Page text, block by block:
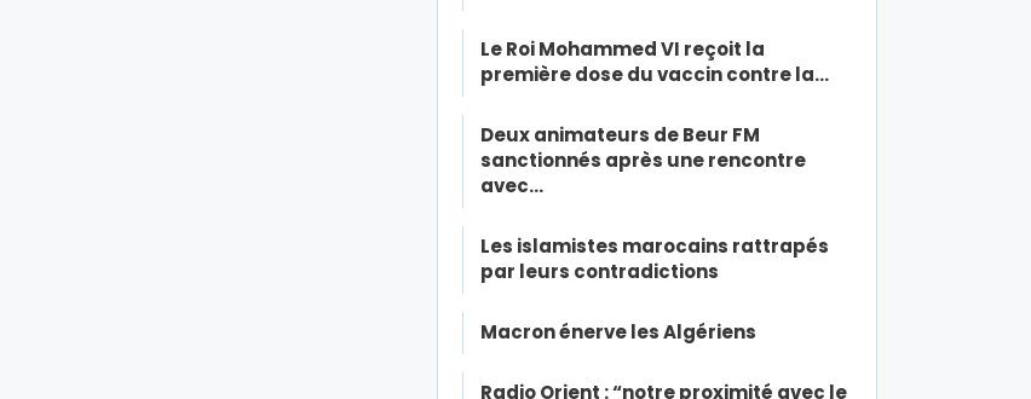
Le Roi Mohammed VI reçoit la
première dose du vaccin contre la…
Deux animateurs de Beur FM
sanctionnés après une rencontre
avec…
Les islamistes marocains rattrapés
par leurs contradictions
Macron énerve les Algériens
Radio Orient : “notre proximité avec le